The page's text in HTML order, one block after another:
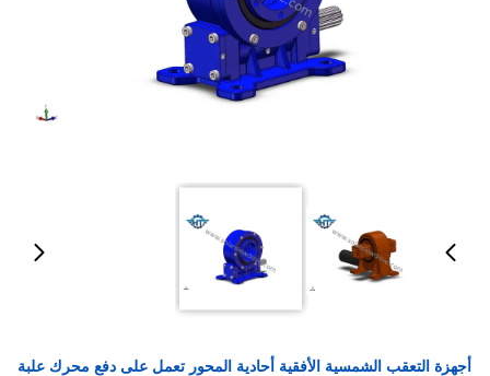
أجهزة التعقب الشمسية الأفقية أحادية المحور تعمل على دفع محرك علبة